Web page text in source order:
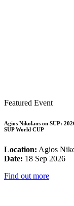
Featured Event
Agios Nikolaos on SUP:
SUP World CUP
Location: Agios
Date: 18 Sep 2026
Find out more